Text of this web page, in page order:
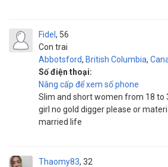
Fidel
Con trai
56
Abbotsford, British Columbia,
Số điện thoại:
Nâng cấp để xem số phone
Slim and short women from 18 to
girl no gold digger please or
married life
Thaomy83 32